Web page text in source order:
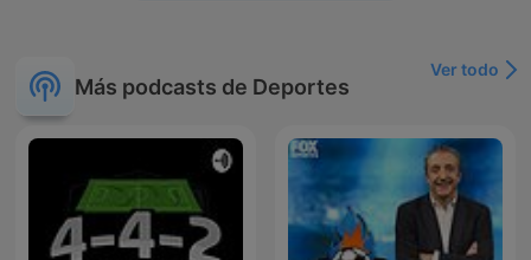
Más podcasts de Deportes
Ver todo